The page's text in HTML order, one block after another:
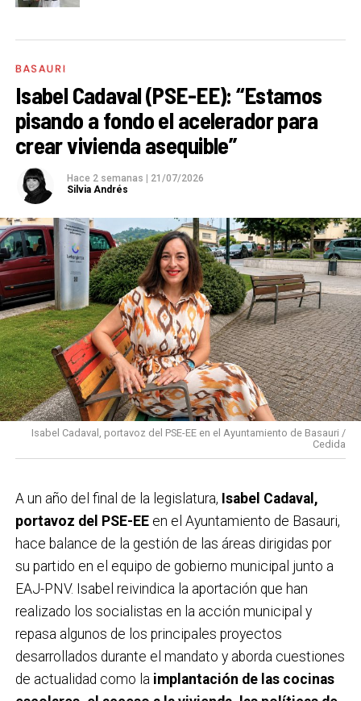
BASAURI
Isabel Cadaval (PSE-EE): “Estamos
pisando a fondo el acelerador para
crear vivienda asequible”
Hace 2 semanas
21/07/2026
Silvia Andrés
Isabel Cadaval, portavoz del PSE-EE en el Ayuntamiento de Basauri /
Cedida
A un año del final de la legislatura, Isabel Cadaval,
portavoz del PSE-EEen el Ayuntamiento de Basauri,
hace balance de la gestión de las áreas dirigidas por
su partido en el equipo de gobierno municipal junto a
EAJ-PNV. Isabel reivindica la aportación que han
realizado los socialistas en la acción municipal y
repasa algunos de los principales proyectos
desarrollados durante el mandato y aborda cuestiones
de actualidad como la implantación de las cocinas